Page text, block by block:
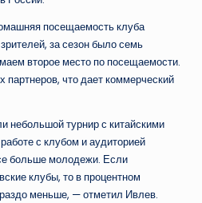
посещаемость клуба
за сезон было семь
второе место по посещаемости.
партнеров, что дает коммерческий
небольшой турнир с китайскими
с клубом и аудиторией
больше молодежи. Если
клубы, то в процентном
меньше, — отметил Ивлев.